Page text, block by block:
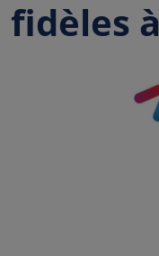
fidèles